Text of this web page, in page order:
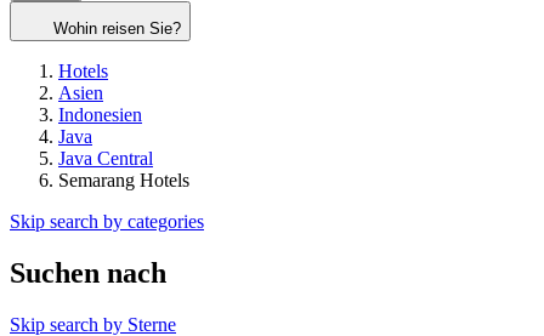
Wohin reisen Sie?
Hotels
Asien
Indonesien
Java
Java Central
Semarang Hotels
Skip search by categories
Suchen nach
Skip search by Sterne